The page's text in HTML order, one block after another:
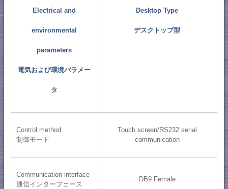
Electrical and
environmental
parameters
電気および環境パラメー
タ
Desktop Type
デスクトップ型
Control method
制御モード
Touch screen/RS232 serial
communication
Communication interface
通信インターフェース
DB9 Female